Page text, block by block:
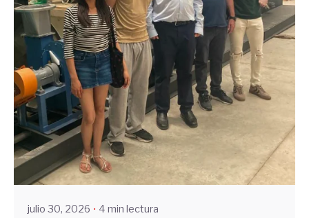
Enviado por
UHE
julio 30, 2026 4 min lectura